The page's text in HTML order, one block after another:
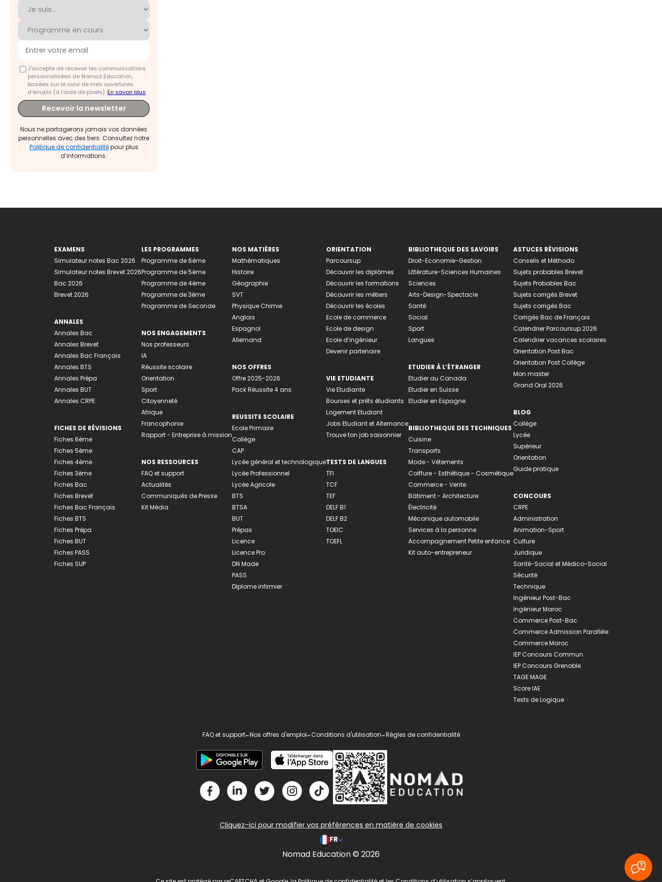
J'accepte de recevoir les communications
personnalisées de Nomad Education,
basées sur le suivi de mes ouvertures
d'emails (à l’aide de pixels).En savoir plus
Recevoir la newsletter
Nous ne partagerons jamais vos données
personnelles avec des tiers. Consultez notre
Politique de confidentialitépour plus
d’informations.
EXAMENS
Simulateur notes Bac 2026
Simulateur notes Brevet 2026
Bac 2026
Brevet 2026
ANNALES
Annales Bac
Annales Brevet
Annales Bac Français
Annales BTS
Annales Prépa
Annales BUT
Annales CRPE
FICHES DE RÉVISIONS
Fiches 6ème
Fiches 5ème
Fiches 4ème
Fiches 3ème
Fiches Bac
Fiches Brevet
Fiches Bac Français
Fiches BTS
Fiches Prépa
Fiches BUT
Fiches PASS
Fiches SUP
LES PROGRAMMES
Programme de 6ème
Programme de 5ème
Programme de 4ème
Programme de 3ème
Programme de Seconde
NOS ENGAGEMENTS
Nos professeurs
IA
Réussite scolaire
Orientation
Sport
Citoyenneté
Afrique
Francophonie
Rapport - Entreprise à mission
NOS RESSOURCES
FAQ et support
Actualités
Communiqués de Presse
Kit Média
NOS MATIÈRES
Mathématiques
Histoire
Géographie
SVT
Physique Chimie
Anglais
Espagnol
Allemand
NOS OFFRES
Offre 2025-2026
Pack Réussite 4 ans
REUSSITE SCOLAIRE
Ecole Primaire
Collège
CAP
Lycée général et technologique
Lycée Professionnel
Lycée Agricole
BTS
BTSA
BUT
Prépas
Licence
Licence Pro
DN Made
PASS
Diplome infirmier
ORIENTATION
Parcoursup
Découvrir les diplômes
Découvrir les formations
Découvrir les métiers
Découvrir les écoles
Ecole de commerce
Ecole de design
Ecole d’ingénieur
Devenir partenaire
VIE ETUDIANTE
Vie Etudiante
Bourses et prêts étudiants
Logement Etudiant
Jobs Etudiant et Alternance
Trouve ton job saisonnier
TESTS DE LANGUES
TFI
TCF
TEF
DELF B1
DELF B2
TOEIC
TOEFL
BIBLIOTHEQUE DES SAVOIRS
Droit-Economie-Gestion
Littérature-Sciences Humaines
Sciences
Arts-Design-Spectacle
Santé
Social
Sport
Langues
ETUDIER À L’ÉTRANGER
Etudier au Canada
Etudier en Suisse
Etudier en Espagne
BIBLIOTHEQUE DES TECHNIQUES
Cuisine
Transports
Mode - Vêtements
Coiffure - Esthétique - Cosmétique
Commerce - Vente
Bâtiment - Architecture
Électricité
Mécanique automobile
Services à la personne
Accompagnement Petite enfance
Kit auto-entrepreneur
ASTUCES RÉVISIONS
Conseils et Méthodo
Sujets probables Brevet
Sujets Probables Bac
Sujets corrigés Brevet
Sujets corrigés Bac
Corrigés Bac de Français
Calendrier Parcoursup 2026
Calendrier vacances scolaires
Orientation Post Bac
Orientation Post Collège
Mon master
Grand Oral 2026
BLOG
Collège
Lycée
Supérieur
Orientation
Guide pratique
CONCOURS
CRPE
Administration
Animation-Sport
Culture
Juridique
Santé-Social et Médico-Social
Sécurité
Technique
Ingénieur Post-Bac
Ingénieur Maroc
Commerce Post-Bac
Commerce Admission Parallèle
Commerce Maroc
IEP Concours Commun
IEP Concours Grenoble
TAGE MAGE
Score IAE
Tests de Logique
FAQ et support-Nos offres d'emploi-Conditions d'utilisation-Règles de confidentialité
Cliquez-ici pour modifier vos préférences en matière de cookies
FR
Nomad Education © 2026